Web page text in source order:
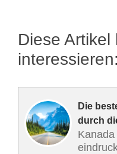
Diese
interessieren:
Die
durch